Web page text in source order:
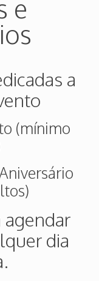
e
a
(mínimo
agendar
dia